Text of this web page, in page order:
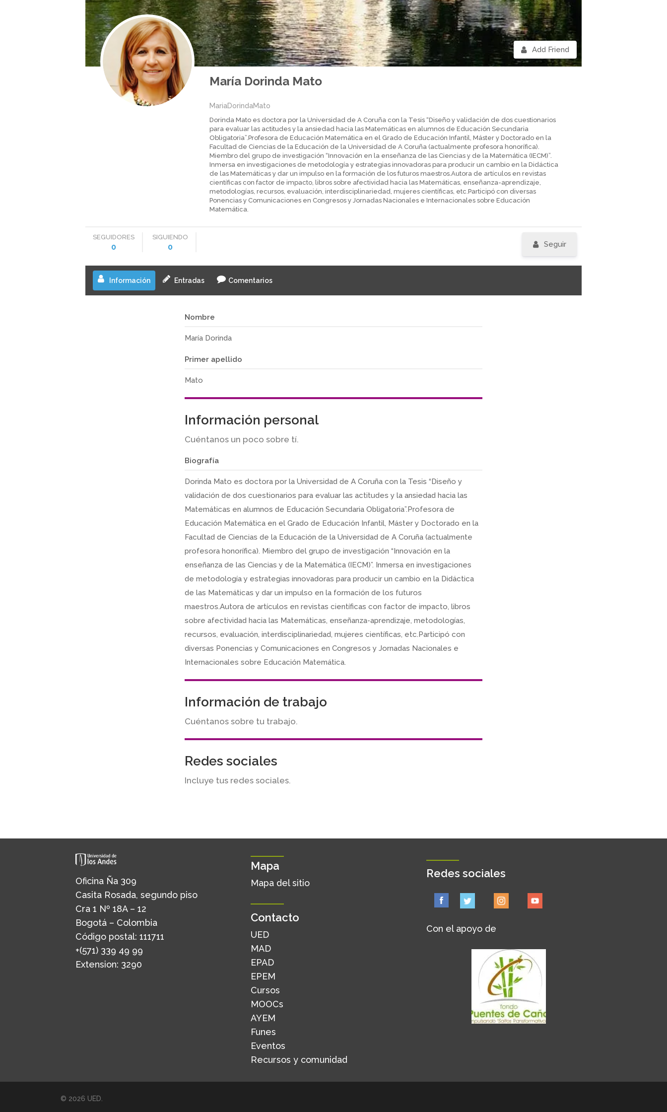
Add Friend
María Dorinda Mato
MariaDorindaMato
Dorinda Mato es doctora por la Universidad de A Coruña con la Tesis “Diseño y validación de dos cuestionarios
para evaluar las actitudes y la ansiedad hacia las Matemáticas en alumnos de Educación Secundaria
Obligatoria”.Profesora de Educación Matemática en el Grado de Educación Infantil, Máster y Doctorado en la
Facultad de Ciencias de la Educación de la Universidad de A Coruña (actualmente profesora honorífica).
Miembro del grupo de investigación “Innovación en la enseñanza de las Ciencias y de la Matemática (IECM)”.
Inmersa en investigaciones de metodología y estrategias innovadoras para producir un cambio en la Didáctica
de las Matemáticas y dar un impulso en la formación de los futuros maestros.Autora de artículos en revistas
científicas con factor de impacto, libros sobre afectividad hacia las Matemáticas, enseñanza-aprendizaje,
metodologías, recursos, evaluación, interdisciplinariedad, mujeres científicas, etc.Participó con diversas
Ponencias y Comunicaciones en Congresos y Jornadas Nacionales e Internacionales sobre Educación
Matemática.
SEGUIDORES
0
SIGUIENDO
0 Seguir
Información Entradas Comentarios
Nombre
María Dorinda
Primer apellido
Mato
Información personal
Cuéntanos un poco sobre tí.
Biografía
Dorinda Mato es doctora por la Universidad de A Coruña con la Tesis “Diseño y
validación de dos cuestionarios para evaluar las actitudes y la ansiedad hacia las
Matemáticas en alumnos de Educación Secundaria Obligatoria”.Profesora de
Educación Matemática en el Grado de Educación Infantil, Máster y Doctorado en la
Facultad de Ciencias de la Educación de la Universidad de A Coruña (actualmente
profesora honorífica). Miembro del grupo de investigación “Innovación en la
enseñanza de las Ciencias y de la Matemática (IECM)”. Inmersa en investigaciones
de metodología y estrategias innovadoras para producir un cambio en la Didáctica
de las Matemáticas y dar un impulso en la formación de los futuros
maestros.Autora de artículos en revistas científicas con factor de impacto, libros
sobre afectividad hacia las Matemáticas, enseñanza-aprendizaje, metodologías,
recursos, evaluación, interdisciplinariedad, mujeres científicas, etc.Participó con
diversas Ponencias y Comunicaciones en Congresos y Jornadas Nacionales e
Internacionales sobre Educación Matemática.
Información de trabajo
Cuéntanos sobre tu trabajo.
Redes sociales
Incluye tus redes sociales.
Oficina Ña 309
Casita Rosada, segundo piso
Cra 1 Nº 18A – 12
Bogotá – Colombia
Código postal: 111711
+(571) 339 49 99
Extension: 3290
Mapa
Mapa del sitio
Contacto
UED
MAD
EPAD
EPEM
Cursos
MOOCs
AYEM
Funes
Eventos
Recursos y comunidad
Redes sociales
Con el apoyo de
© 2026 UED.